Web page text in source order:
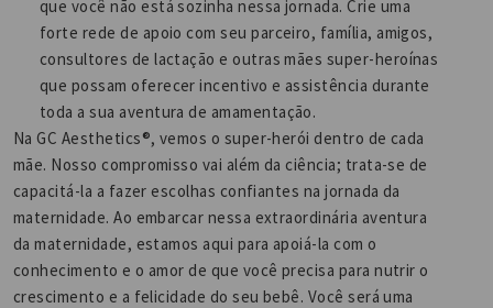
que você não está sozinha nessa jornada. Crie uma
forte rede de apoio com seu parceiro, família, amigos,
consultores de lactação e outras mães super-heroínas
que possam oferecer incentivo e assistência durante
toda a sua aventura de amamentação.
Na GC Aesthetics®, vemos o super-herói dentro de cada
mãe. Nosso compromisso vai além da ciência; trata-se de
capacitá-la a fazer escolhas confiantes na jornada da
maternidade. Ao embarcar nessa extraordinária aventura
da maternidade, estamos aqui para apoiá-la com o
conhecimento e o amor de que você precisa para nutrir o
crescimento e a felicidade do seu bebê. Você será uma